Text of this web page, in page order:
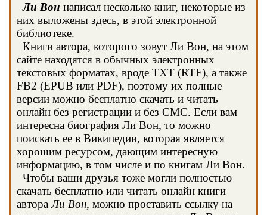
Ли Вон написал несколько книг, некоторые из
них выложены здесь, в этой электронной
библиотеке.
Книги автора, которого зовут Ли Вон, на этом
сайте находятся в обычных электронных
текстовых форматах, вроде TXT (RTF), а также
FB2 (EPUB или PDF), поэтому их полные
версии можно бесплатно скачать и читать
онлайн без регистрации и без СМС. Если вам
интересна биография Ли Вон, то можно
поискать ее в Википедии, которая является
хорошим ресурсом, дающим интересную
информацию, в том числе и по книгам Ли Вон.
Чтобы ваши друзья тоже могли полностью
скачать бесплатно или читать онлайн книги
автораЛи Вон, можно проставить ссылку на